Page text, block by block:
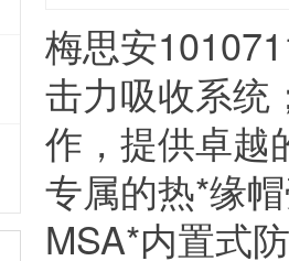
梅思安
击力吸收系统
作，提供卓越
专属的热*缘
MSA*内置式